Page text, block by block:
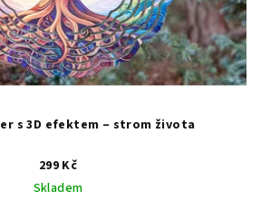
s 3D efektem – strom života
299 Kč
Skladem